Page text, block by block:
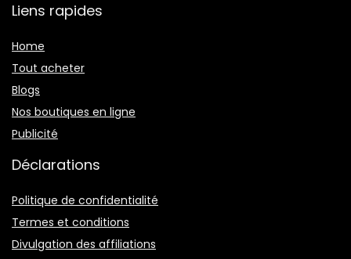
Liens rapides
Home
Tout acheter
Blogs
Nos boutiques en ligne
Publicité
Déclarations
Politique de confidentialité
Termes et conditions
Divulgation des affiliations